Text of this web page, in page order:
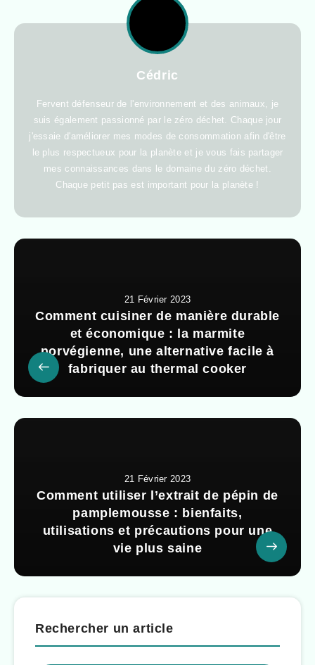
Cédric
Fervent défenseur de l'environnement et des animaux, je
suis également passionné par le zéro déchet. Chaque jour
j'essaie d'améliorer mes modes de consommation afin d'être
le plus respectueux pour la planète et je vous fais partager
mes connaissances dans le domaine du zéro déchet.
Chaque petit pas est important pour la planète !
21 Février 2023
Comment cuisiner de manière durable
et économique : la marmite
norvégienne, une alternative facile à
fabriquer au thermal cooker
21 Février 2023
Comment utiliser l’extrait de pépin de
pamplemousse : bienfaits,
utilisations et précautions pour une
vie plus saine
Rechercher un article